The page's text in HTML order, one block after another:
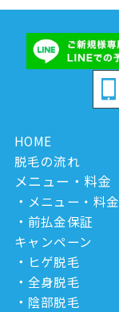
HOME
脱毛の流れ
メニュー・料金
メニュー・料金
前払金保証
キャンペーン
ヒゲ脱毛
全身脱毛
陰部脱毛